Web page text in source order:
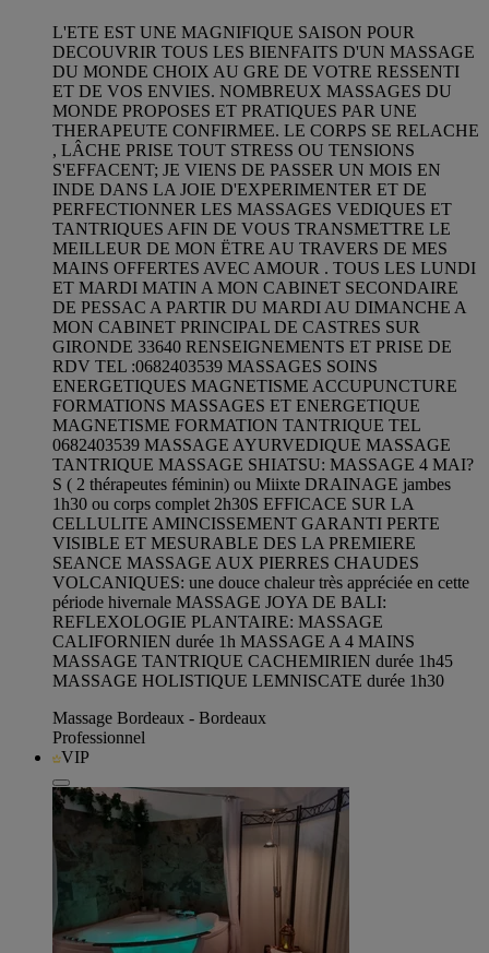
L'ETE EST UNE MAGNIFIQUE SAISON POUR
DECOUVRIR TOUS LES BIENFAITS D'UN MASSAGE
DU MONDE CHOIX AU GRE DE VOTRE RESSENTI
ET DE VOS ENVIES. NOMBREUX MASSAGES DU
MONDE PROPOSES ET PRATIQUES PAR UNE
THERAPEUTE CONFIRMEE. LE CORPS SE RELACHE
, LÂCHE PRISE TOUT STRESS OU TENSIONS
S'EFFACENT; JE VIENS DE PASSER UN MOIS EN
INDE DANS LA JOIE D'EXPERIMENTER ET DE
PERFECTIONNER LES MASSAGES VEDIQUES ET
TANTRIQUES AFIN DE VOUS TRANSMETTRE LE
MEILLEUR DE MON ËTRE AU TRAVERS DE MES
MAINS OFFERTES AVEC AMOUR . TOUS LES LUNDI
ET MARDI MATIN A MON CABINET SECONDAIRE
DE PESSAC A PARTIR DU MARDI AU DIMANCHE A
MON CABINET PRINCIPAL DE CASTRES SUR
GIRONDE 33640 RENSEIGNEMENTS ET PRISE DE
RDV TEL :0682403539 MASSAGES SOINS
ENERGETIQUES MAGNETISME ACCUPUNCTURE
FORMATIONS MASSAGES ET ENERGETIQUE
MAGNETISME FORMATION TANTRIQUE TEL
0682403539 MASSAGE AYURVEDIQUE MASSAGE
TANTRIQUE MASSAGE SHIATSU: MASSAGE 4 MAI?
S ( 2 thérapeutes féminin) ou Miixte DRAINAGE jambes
1h30 ou corps complet 2h30S EFFICACE SUR LA
CELLULITE AMINCISSEMENT GARANTI PERTE
VISIBLE ET MESURABLE DES LA PREMIERE
SEANCE MASSAGE AUX PIERRES CHAUDES
VOLCANIQUES: une douce chaleur très appréciée en cette
période hivernale MASSAGE JOYA DE BALI:
REFLEXOLOGIE PLANTAIRE: MASSAGE
CALIFORNIEN durée 1h MASSAGE A 4 MAINS
MASSAGE TANTRIQUE CACHEMIRIEN durée 1h45
MASSAGE HOLISTIQUE LEMNISCATE durée 1h30
Massage Bordeaux - Bordeaux
Professionnel
VIP